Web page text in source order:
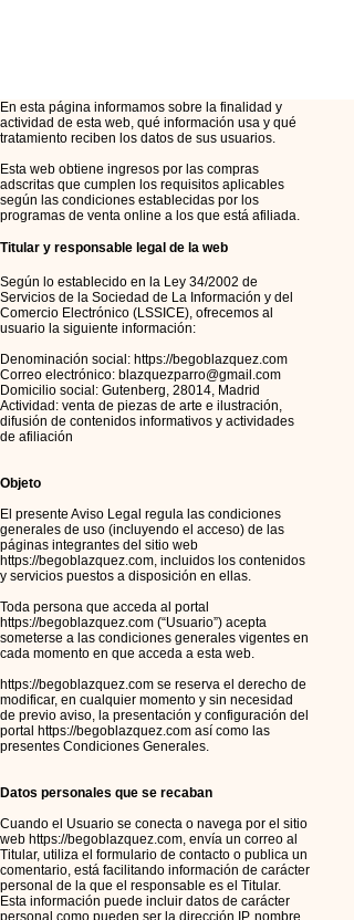
En esta página informamos sobre la finalidad y
actividad de esta web, qué información usa y qué
tratamiento reciben los datos de sus usuarios.
Esta web obtiene ingresos por las compras
adscritas que cumplen los requisitos aplicables
según las condiciones establecidas por los
programas de venta online a los que está afiliada.
Titular y responsable legal de la web
Según lo establecido en la Ley 34/2002 de
Servicios de la Sociedad de La Información y del
Comercio Electrónico (LSSICE), ofrecemos al
usuario la siguiente información:
Denominación social: https://begoblazquez.com
Correo electrónico: blazquezparro@gmail.com
Domicilio social: Gutenberg, 28014, Madrid
Actividad: venta de piezas de arte e ilustración,
difusión de contenidos informativos y actividades
de afiliación
Objeto
El presente Aviso Legal regula las condiciones
generales de uso (incluyendo el acceso) de las
páginas integrantes del sitio web
https://begoblazquez.com, incluidos los contenidos
y servicios puestos a disposición en ellas.
Toda persona que acceda al portal
https://begoblazquez.com (“Usuario”) acepta
someterse a las condiciones generales vigentes en
cada momento en que acceda a esta web.
https://begoblazquez.com se reserva el derecho de
modificar, en cualquier momento y sin necesidad
de previo aviso, la presentación y configuración del
portal https://begoblazquez.com así como las
presentes Condiciones Generales.
Datos personales que se recaban
Cuando el Usuario se conecta o navega por el sitio
web https://begoblazquez.com, envía un correo al
Titular, utiliza el formulario de contacto o publica un
comentario, está facilitando información de carácter
personal de la que el responsable es el Titular.
Esta información puede incluir datos de carácter
personal como pueden ser la dirección IP, nombre